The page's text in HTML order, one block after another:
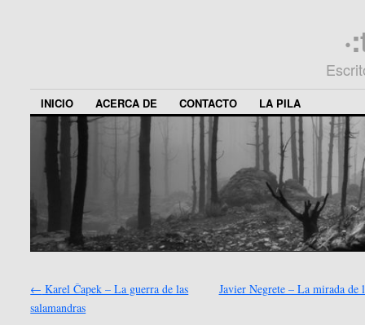
INICIO ACERCA DE CONTACTO LA PILA
← Karel Čapek – La guerra de las
salamandras
Javier Negrete – La mirada de